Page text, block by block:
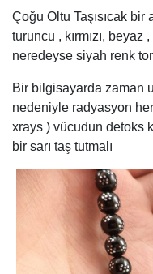
Çoğu Oltu Taşısıcak bir
turuncu , kırmızı,
neredeyse siyah renk
Bir bilgisayarda zaman
nedeniyle radyasyon
xrays ) vücudun detoks
bir sarı taş tutmalı